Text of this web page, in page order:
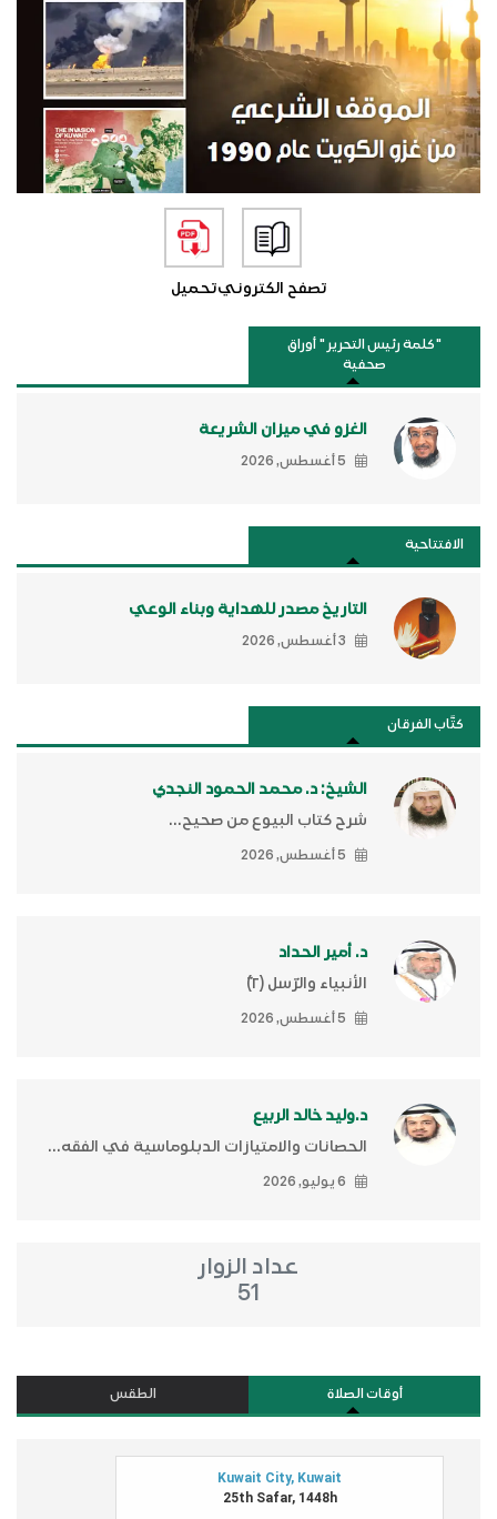
تصفح الكترونيتحميل
"كلمة رئيس التحرير " أوراق
صحفية
الغزو في ميزان الشريعة
5 أغسطس, 2026
الافتتاحية
التاريخ مصدر للهداية وبناء الوعي
3 أغسطس, 2026
كتَّاب الفرقان
الشيخ: د. محمد الحمود النجدي
شرح كتاب البيوع من صحيح...
5 أغسطس, 2026
د. أمير الحداد
الأنبياء والرّسل (٢)ّ
5 أغسطس, 2026
د.وليد خالد الربيع
الحصانات والامتيازات الدبلوماسية في الفقه...
6 يوليو, 2026
عداد الزوار
51
أوقات الصلاة الطقس